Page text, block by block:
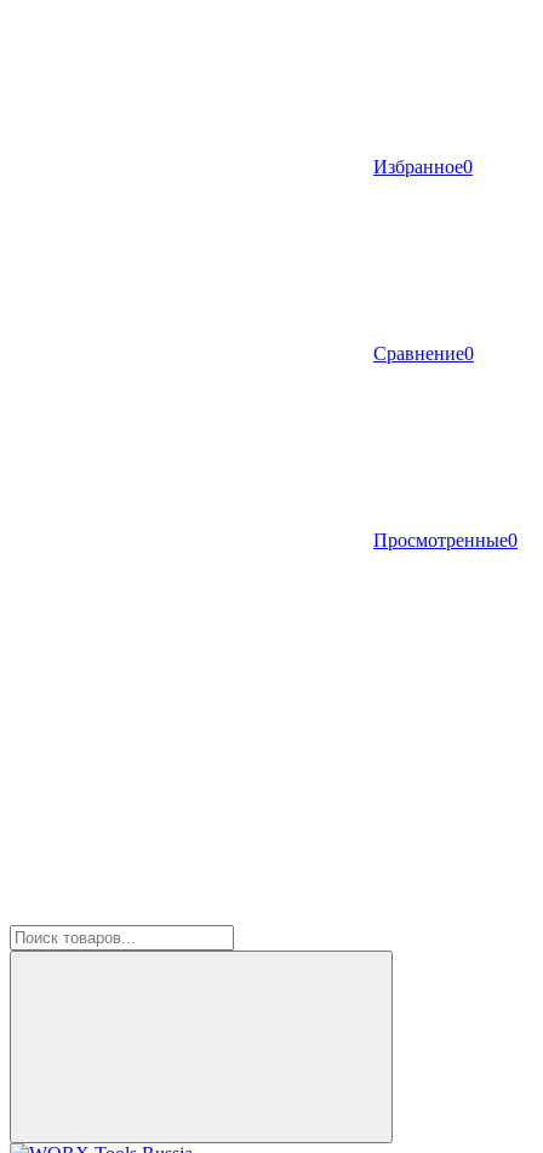
Избранное0
Сравнение0
Просмотренные0